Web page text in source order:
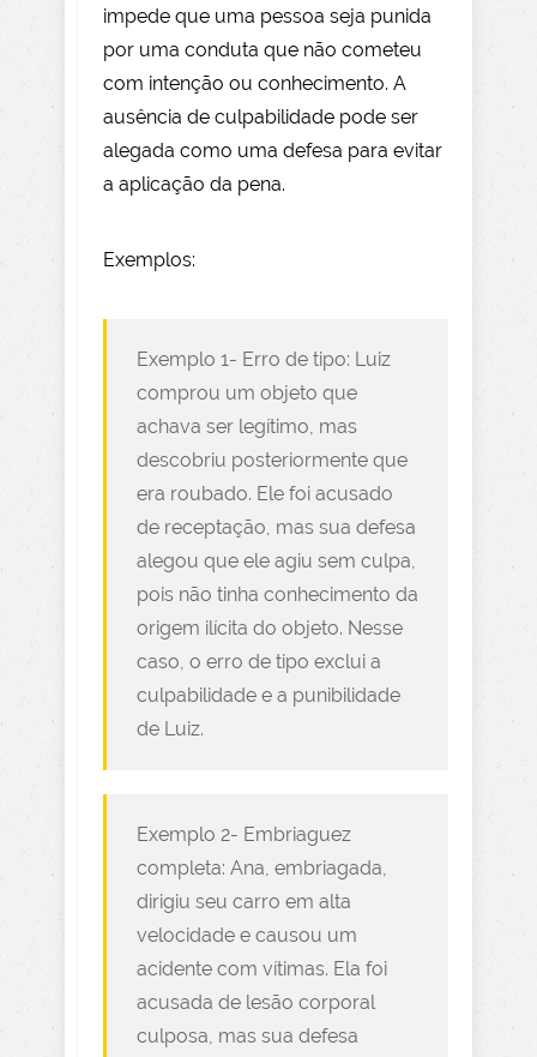
impede que uma pessoa seja punida
por uma conduta que não cometeu
com intenção ou conhecimento. A
ausência de culpabilidade pode ser
alegada como uma defesa para evitar
a aplicação da pena.
Exemplos:
Exemplo 1- Erro de tipo: Luiz
comprou um objeto que
achava ser legítimo, mas
descobriu posteriormente que
era roubado. Ele foi acusado
de receptação, mas sua defesa
alegou que ele agiu sem culpa,
pois não tinha conhecimento da
origem ilícita do objeto. Nesse
caso, o erro de tipo exclui a
culpabilidade e a punibilidade
de Luiz.
Exemplo 2- Embriaguez
completa: Ana, embriagada,
dirigiu seu carro em alta
velocidade e causou um
acidente com vítimas. Ela foi
acusada de lesão corporal
culposa, mas sua defesa